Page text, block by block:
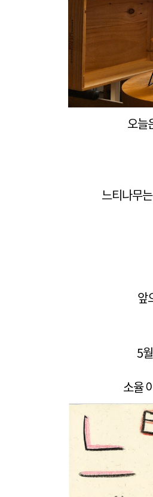
오늘
느티나무
앞
5
소율